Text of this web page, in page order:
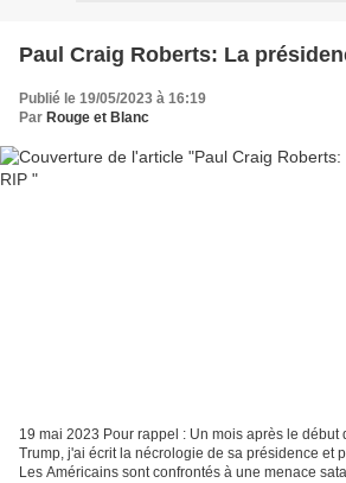
Paul Craig Roberts: La
Publié le 19/05/2023 à 16:19
Par Rouge et Blanc
19 mai 2023 Pour rappel : Un mois après le début
Trump, j'ai écrit la nécrologie de sa présidence et
Les Américains sont confrontés à une menace